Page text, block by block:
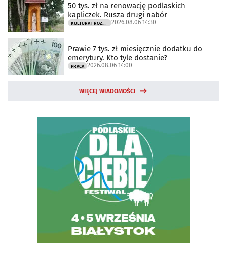
50 tys. zł na renowację podlaskich
kapliczek. Rusza drugi nabór
2026.08.06 14:30
Prawie 7 tys. zł miesięcznie dodatku do
emerytury. Kto tyle dostanie?
PRACA 2026.08.06 14:00
WIĘCEJ WIADOMOŚCI